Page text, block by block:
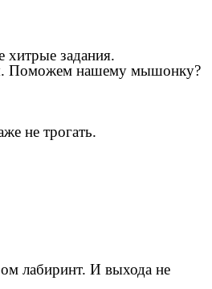
задания.
Поможем нашему мышонку?
не трогать.
лабиринт. И выхода не